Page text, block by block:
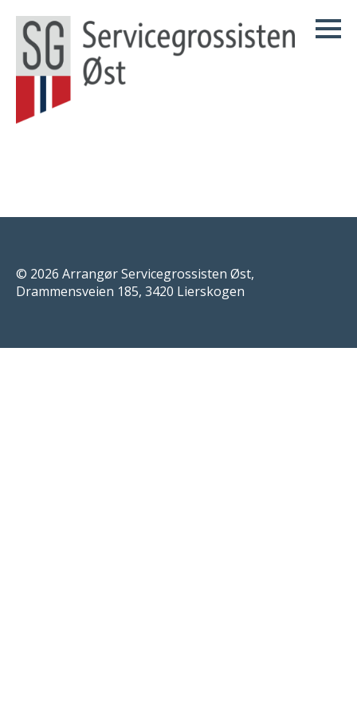
© 2026 Arrangør Servicegrossisten Øst,
Drammensveien 185, 3420 Lierskogen